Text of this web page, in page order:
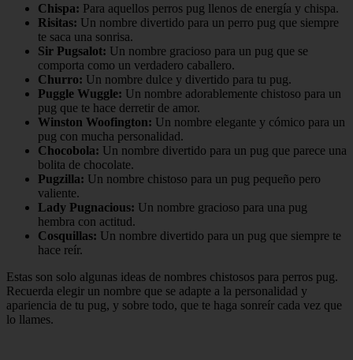
Chispa: Para aquellos perros pug llenos de energía y chispa.
Risitas: Un nombre divertido para un perro pug que siempre
te saca una sonrisa.
Sir Pugsalot: Un nombre gracioso para un pug que se
comporta como un verdadero caballero.
Churro: Un nombre dulce y divertido para tu pug.
Puggle Wuggle: Un nombre adorablemente chistoso para un
pug que te hace derretir de amor.
Winston Woofington: Un nombre elegante y cómico para un
pug con mucha personalidad.
Chocobola: Un nombre divertido para un pug que parece una
bolita de chocolate.
Pugzilla: Un nombre chistoso para un pug pequeño pero
valiente.
Lady Pugnacious: Un nombre gracioso para una pug
hembra con actitud.
Cosquillas: Un nombre divertido para un pug que siempre te
hace reír.
Estas son solo algunas ideas de nombres chistosos para perros pug.
Recuerda elegir un nombre que se adapte a la personalidad y
apariencia de tu pug, y sobre todo, que te haga sonreír cada vez que
lo llames.